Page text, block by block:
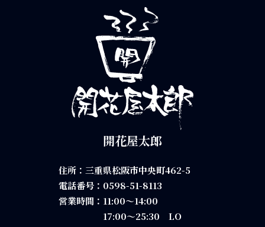
開花屋太郎
住所：三重県松阪市中央町462-5
電話番号： 0598-51-8113
営業時間：11:00～14:00
17:00～25:30 LO